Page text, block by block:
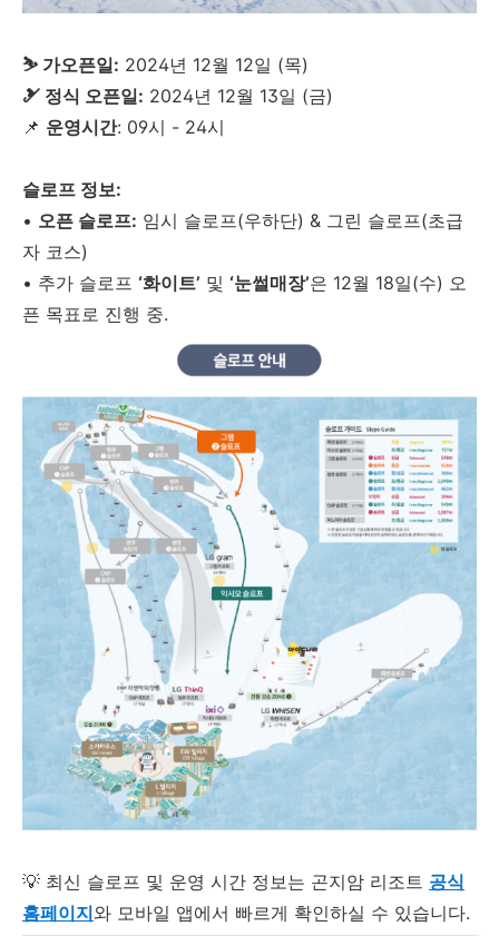
⛷️ 가오픈일: 2024년 12월 12일 (목)
🎿 정식 오픈일: 2024년 12월 13일 (금)
📌 운영시간: 09시 - 24시
슬로프 정보:
• 오픈 슬로프: 임시 슬로프(우하단) & 그린 슬로프(초급
자 코스)
• 추가 슬로프 ‘화이트’ 및 ‘눈썰매장’은 12월 18일(수) 오
픈 목표로 진행 중.
💡 최신 슬로프 및 운영 시간 정보는 곤지암 리조트 공식
홈페이지와 모바일 앱에서 빠르게 확인하실 수 있습니다.